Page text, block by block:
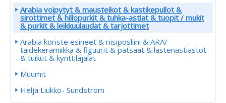
Arabia voipytyt & mausteikot & kastikepullot &
sirottimet & hillopurkit & tuhka-astiat & tuopit / mukit
& purkit & leikkuulaudat & tarjottimet
Arabia koriste esineet & riisiposliini & ARA/
taidekeramiikka & figuurit & patsaat & lastenastiastot
& tuikut & kynttiläjalat
Muumit
Heljä Liukko- Sundström